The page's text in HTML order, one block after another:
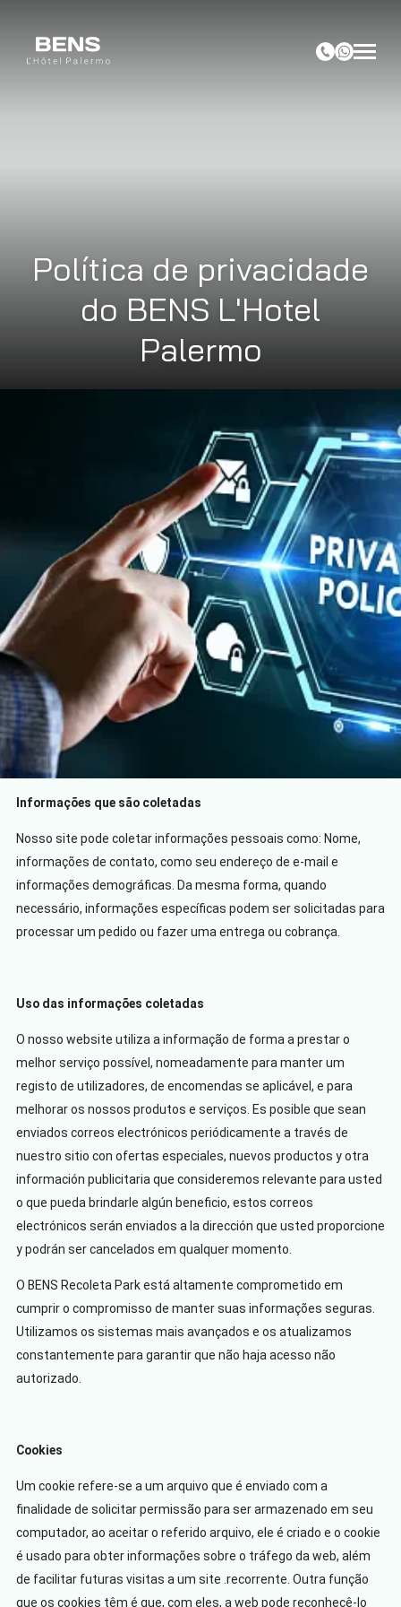
Política de privacidade
do BENS L'Hotel
Palermo
Esta Política de Privacidade estabelece os termos em que BENS
L'Hôtel Palermo usa e protege a informação que é fornecida por
seus usuários ao usar seu site. Esta empresa está
comprometida com a segurança dos dados de seus usuários.
Quando lhe pedimos que preencha os campos de dados
pessoais com os quais possa ser identificado, fazemos-no
assegurando que os mesmos serão apenas utilizados de
acordo com os termos deste documento. No entanto, esta
Política de Privacidade pode mudar com o tempo ou ser
atualizada, por isso recomendamos e enfatizamos que você
revise continuamente esta página para garantir que concorda
com tais alterações.
Informações que são coletadas
Nosso site pode coletar informações pessoais como: Nome,
informações de contato, como seu endereço de e-mail e
informações demográficas. Da mesma forma, quando
necessário, informações específicas podem ser solicitadas para
processar um pedido ou fazer uma entrega ou cobrança.
Uso das informações coletadas
O nosso website utiliza a informação de forma a prestar o
melhor serviço possível, nomeadamente para manter um
registo de utilizadores, de encomendas se aplicável, e para
melhorar os nossos produtos e serviços. Es posible que sean
enviados correos electrónicos periódicamente a través de
nuestro sitio con ofertas especiales, nuevos productos y otra
información publicitaria que consideremos relevante para usted
o que pueda brindarle algún beneficio, estos correos
electrónicos serán enviados a la dirección que usted proporcione
y podrán ser cancelados em qualquer momento.
O BENS Recoleta Park está altamente comprometido em
cumprir o compromisso de manter suas informações seguras.
Utilizamos os sistemas mais avançados e os atualizamos
constantemente para garantir que não haja acesso não
autorizado.
Cookies
Um cookie refere-se a um arquivo que é enviado com a
finalidade de solicitar permissão para ser armazenado em seu
computador, ao aceitar o referido arquivo, ele é criado e o cookie
é usado para obter informações sobre o tráfego da web, além
de facilitar futuras visitas a um site .recorrente. Outra função
que os cookies têm é que, com eles, a web pode reconhecê-lo